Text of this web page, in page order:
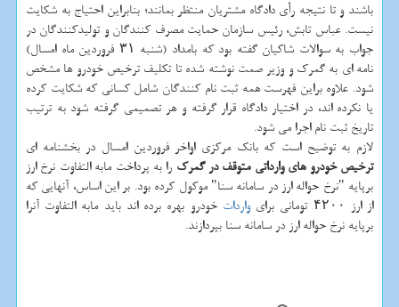
باشند و تا نتیجه رأی دادگاه مشتریان منتظر بمانند؛ بنابراین احتیاج به شكایت
نیست. عباس تابش، رئیس سازمان حمایت مصرف كنندگان و تولیدكنندگان در
جواب به سوالات شاكیان گفته بود كه بامداد (شنبه ۳۱ فروردین ماه امسال)
نامه ای به گمرك و وزیر صمت نوشته شده تا تكلیف ترخیص خودرو ها مشخص
شود. علاوه براین فهرست همه ثبت نام كنندگان شامل كسانی كه شكایت كرده
یا نكرده اند، در اختیار دادگاه قرار گرفته و هر تصمیمی گرفته شود به ترتیب
تاریخ ثبت نام اجرا می شود.
لازم به توضیح است كه بانك مركزی اواخر فروردین امسال در بخشنامه ای
ترخیص خودرو های وارداتی متوقف در گمرك را به پرداخت مابه التفاوت نرخ ارز
برپایه "نرخ حواله ارز در سامانه سنا" موكول كرده بود. بر این اساس، آنهایی كه
از ارز ۴۲۰۰ تومانی برای
واردات خودرو بهره برده اند باید مابه التفاوت آنرا
برپایه نرخ حواله ارز در سامانه سنا بپردازند.